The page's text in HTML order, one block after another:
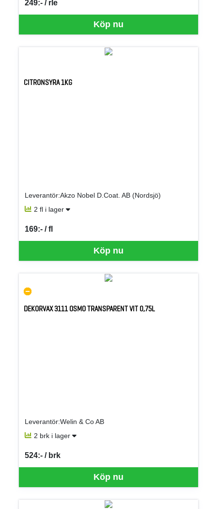
Köp nu
249:- / rle
SEK per RLE
CITRONSYRA 1KG
Leverantör:Akzo Nobel D.Coat. AB (Nordsjö)
2 fl i lager
Köp nu
169:- / fl
SEK per FL
DEKORVAX 3111 OSMO TRANSPARENT VIT 0,75L
Leverantör:Welin & Co AB
2 brk i lager
Köp nu
524:- / brk
SEK per BRK